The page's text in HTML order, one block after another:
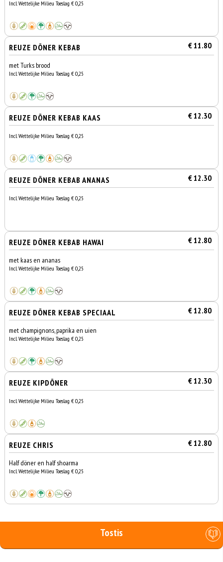
Incl. Wettelijke Milieu Toeslag € 0,25
REUZE DÖNER KEBAB € 11.80
met Turks brood
Incl. Wettelijke Milieu Toeslag € 0,25
REUZE DÖNER KEBAB KAAS € 12.30
Incl. Wettelijke Milieu Toeslag € 0,25
REUZE DÖNER KEBAB ANANAS € 12.30
Incl. Wettelijke Milieu Toeslag € 0,25
REUZE DÖNER KEBAB HAWAI € 12.80
met kaas en ananas
Incl. Wettelijke Milieu Toeslag € 0,25
REUZE DÖNER KEBAB SPECIAAL € 12.80
met champignons, paprika en uien
Incl. Wettelijke Milieu Toeslag € 0,25
REUZE KIPDÖNER € 12.30
Incl. Wettelijke Milieu Toeslag € 0,25
REUZE CHRIS € 12.80
Half döner en half shoarma
Incl. Wettelijke Milieu Toeslag € 0,25
Tostis